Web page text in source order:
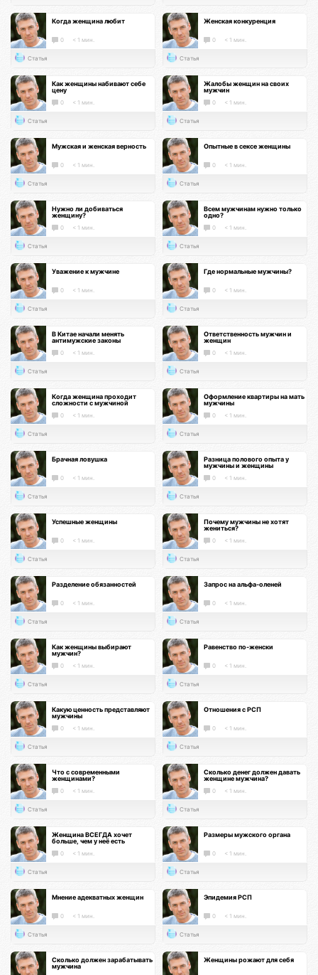
Когда женщина любит
0 < 1 мин.
Статья
Женская конкуренция
0 < 1 мин.
Статья
Как женщины набивают себе
цену
0 < 1 мин.
Статья
Жалобы женщин на своих
мужчин
0 < 1 мин.
Статья
Мужская и женская верность
0 < 1 мин.
Статья
Опытные в сексе женщины
0 < 1 мин.
Статья
Нужно ли добиваться
женщину?
0 < 1 мин.
Статья
Всем мужчинам нужно только
одно?
0 < 1 мин.
Статья
Уважение к мужчине
0 < 1 мин.
Статья
Где нормальные мужчины?
0 < 1 мин.
Статья
В Китае начали менять
антимужские законы
0 < 1 мин.
Статья
Ответственность мужчин и
женщин
0 < 1 мин.
Статья
Когда женщина проходит
сложности с мужчиной
0 < 1 мин.
Статья
Оформление квартиры на мать
мужчины
0 < 1 мин.
Статья
Брачная ловушка
0 < 1 мин.
Статья
Разница полового опыта у
мужчины и женщины
0 < 1 мин.
Статья
Успешные женщины
0 < 1 мин.
Статья
Почему мужчины не хотят
жениться?
0 < 1 мин.
Статья
Разделение обязанностей
0 < 1 мин.
Статья
Запрос на альфа-оленей
0 < 1 мин.
Статья
Как женщины выбирают
мужчин?
0 < 1 мин.
Статья
Равенство по-женски
0 < 1 мин.
Статья
Какую ценность представляют
мужчины
0 < 1 мин.
Статья
Отношения с РСП
0 < 1 мин.
Статья
Что с современными
женщинами?
0 < 1 мин.
Статья
Сколько денег должен давать
женщине мужчина?
0 < 1 мин.
Статья
Женщина ВСЕГДА хочет
больше, чем у неё есть
0 < 1 мин.
Статья
Размеры мужского органа
0 < 1 мин.
Статья
Мнение адекватных женщин
0 < 1 мин.
Статья
Эпидемия РСП
0 < 1 мин.
Статья
Сколько должен зарабатывать
мужчина
Женщины рожают для себя